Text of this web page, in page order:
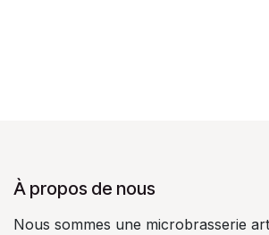
À propos de nous
Nous sommes une microbrasserie